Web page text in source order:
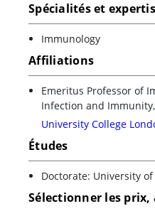
Spécialités et
Immunology
Affiliations
Emeritus Professor of
Infection and
University College
Études
Doctorate: University
Sélectionner les